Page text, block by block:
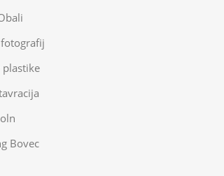
plastike
Bovec